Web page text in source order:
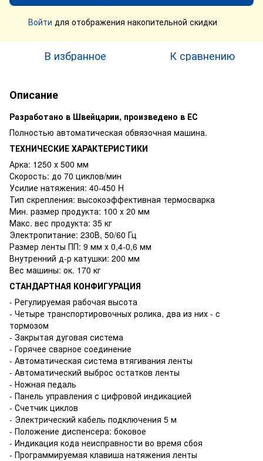
% Войти для отображения накопительной скидки
В избранное К сравнению
Описание
Разработано в Швейцарии, произведено в ЕС
Полностью автоматическая обвязочная машина.
ТЕХНИЧЕСКИЕ ХАРАКТЕРИСТИКИ
Арка: 1250 х 500 мм
Скорость: до 70 циклов/мин
Усилие натяжения: 40-450 H
Тип скрепления: высокоэффективная термосварка
Мин. размер продукта: 100 х 20 мм
Макс. вес продукта: 35 кг
Электропитание: 230В, 50/60 Гц
Размер ленты ПП: 9 мм х 0,4-0,6 мм
Внутренний д-р катушки: 200 мм
Вес машины: ок. 170 кг
СТАНДАРТНАЯ КОНФИГУРАЦИЯ
- Регулируемая рабочая высота
- Четыре транспортировочных ролика, два из них - с
тормозом
- Закрытая дуговая система
- Горячее сварное соединение
- Автоматическая система втягивания ленты
- Автоматический выброс остатков ленты
- Ножная педаль
- Панель управления с цифровой индикацией
- Счетчик циклов
- Электрический кабель подключения 5 м
- Положение диспенсера: боковое
- Индикация кода неисправности во время сбоя
- Программируемая клавиша натяжения ленты